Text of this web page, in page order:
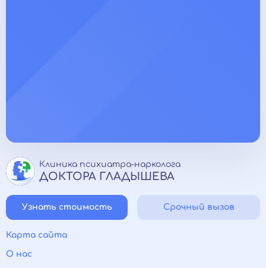
Клиника психиатра-нарколога
ДОКТОРА ГЛАДЫШЕВА
Узнать стоимость Срочный вызов
Карта сайта
О нас